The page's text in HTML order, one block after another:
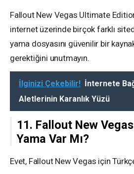
Fallout New Vegas Ultimate
internet üzerinde birçok farklı
yama dosyasını güvenilir bir
gerektiğini unutmayın.
İlginizi Çekebilir! İnternete
Aletlerinin Karanlık Yüzü
11. Fallout New
Yama Var Mı?
Evet, Fallout New Vegas için